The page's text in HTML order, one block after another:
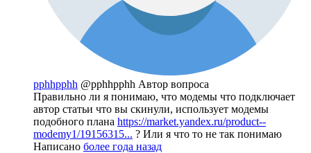
pphhpphh @pphhpphh Автор вопроса
Правильно ли я понимаю, что модемы что подключает
автор статьи что вы скинули, использует модемы
подобного плана https://market.yandex.ru/product--
modemy1/19156315... ? Или я что то не так понимаю
Написано более года назад